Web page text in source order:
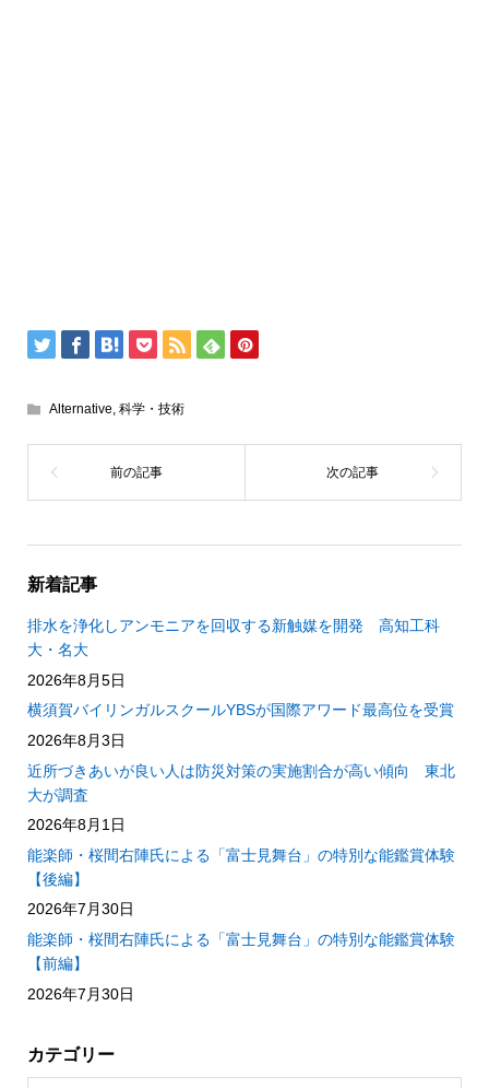
Alternative, 科学・技術
新着記事
排水を浄化しアンモニアを回収する新触媒を開発 高知工科
大・名大
2026年8月5日
横須賀バイリンガルスクールYBSが国際アワード最高位を受賞
2026年8月3日
近所づきあいが良い人は防災対策の実施割合が高い傾向 東北
大が調査
2026年8月1日
能楽師・桜間右陣氏による「富士見舞台」の特別な能鑑賞体験
【後編】
2026年7月30日
能楽師・桜間右陣氏による「富士見舞台」の特別な能鑑賞体験
【前編】
2026年7月30日
カテゴリー